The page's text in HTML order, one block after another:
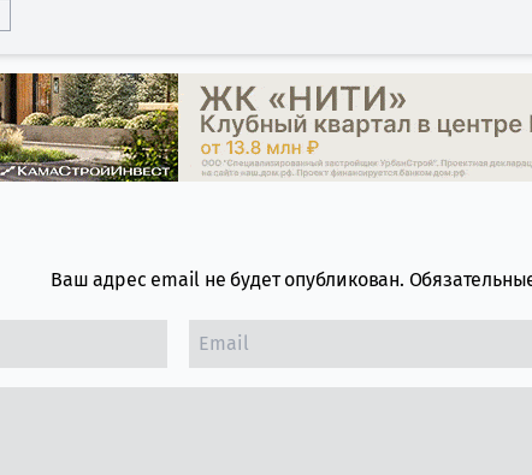
Ваш адрес email не будет опубликован.